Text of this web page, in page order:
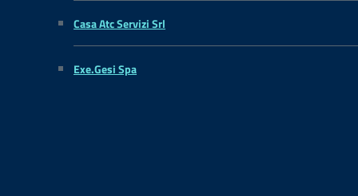
Casa Atc Servizi Srl
Exe.Gesi Spa